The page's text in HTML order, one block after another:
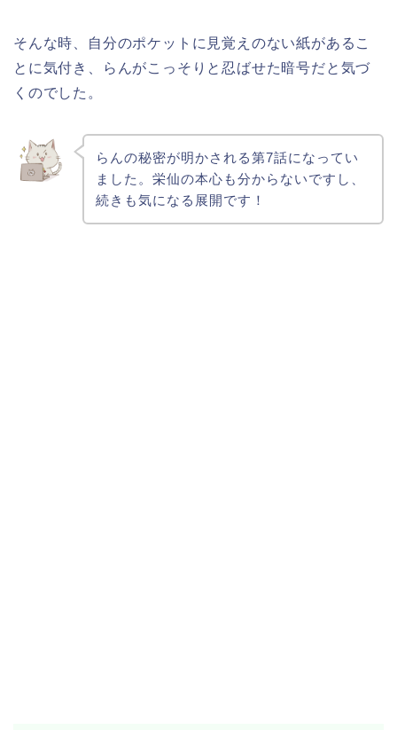
そんな時、自分のポケットに見覚えのない紙があるこ
とに気付き、らんがこっそりと忍ばせた暗号だと気づ
くのでした。
らんの秘密が明かされる第7話になってい
ました。栄仙の本心も分からないですし、
続きも気になる展開です！